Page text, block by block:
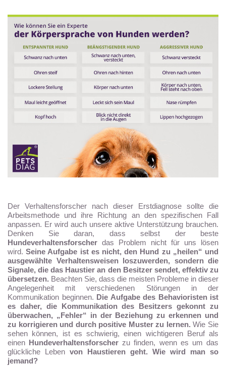
Der Verhaltensforscher nach dieser Erstdiagnose sollte die
Arbeitsmethode und ihre Richtung an den spezifischen Fall
anpassen. Er wird auch unsere aktive Unterstützung brauchen.
Denken Sie daran, dass selbst der beste
Hundeverhaltensforscher das Problem nicht für uns lösen
wird. Seine Aufgabe ist es nicht, den Hund zu „heilen“ und
ausgewählte Verhaltensweisen loszuwerden, sondern die
Signale, die das Haustier an den Besitzer sendet, effektiv zu
übersetzen. Beachten Sie, dass die meisten Probleme in dieser
Angelegenheit mit verschiedenen Störungen in der
Kommunikation beginnen. Die Aufgabe des Behavioristen ist
es daher, die Kommunikation des Besitzers gekonnt zu
überwachen, „Fehler“ in der Beziehung zu erkennen und
zu korrigieren und durch positive Muster zu lernen. Wie Sie
sehen können, ist es schwierig, einen wichtigeren Beruf als
einen Hundeverhaltensforscher zu finden, wenn es um das
glückliche Leben von Haustieren geht. Wie wird man so
jemand?